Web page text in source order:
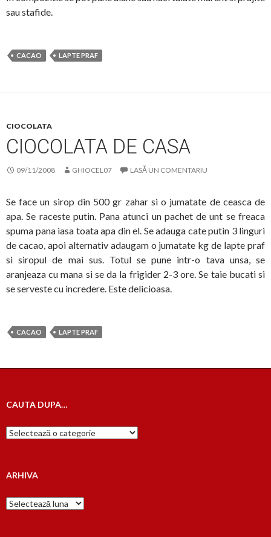
sau stafide.
CACAO LAPTE PRAF
CIOCOLATA
CIOCOLATA DE CASA
09/11/2008 GHIOCEL07 LASĂ UN COMENTARIU
Se face un sirop din 500 gr zahar si o jumatate de ceasca de
apa. Se raceste putin. Pana atunci un pachet de unt se freaca
spuma pana iasa toata apa din el. Se adauga cate putin 3 linguri
de cacao, apoi alternativ adaugam o jumatate kg de lapte praf
si siropul de mai sus. Totul se pune intr-o tava unsa, se
aranjeaza cu mana si se da la frigider 2-3 ore. Se taie bucati si
se serveste cu incredere. Este delicioasa.
CACAO LAPTE PRAF
CAUTA DUPA…
Cauta
dupa…
ARHIVA
Arhiva